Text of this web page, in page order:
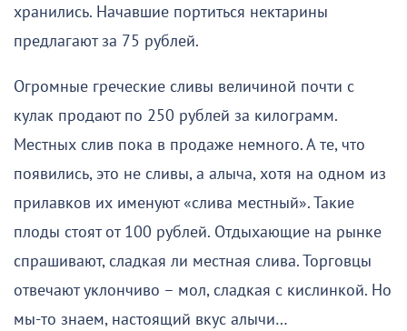
хранились. Начавшие портиться нектарины
предлагают за 75 рублей.
Огромные греческие сливы величиной почти с
кулак продают по 250 рублей за килограмм.
Местных слив пока в продаже немного. А те, что
появились, это не сливы, а алыча, хотя на одном из
прилавков их именуют «слива местный». Такие
плоды стоят от 100 рублей. Отдыхающие на рынке
спрашивают, сладкая ли местная слива. Торговцы
отвечают уклончиво – мол, сладкая с кислинкой. Но
мы-то знаем, настоящий вкус алычи…